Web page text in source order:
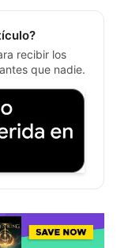
recibir los
que nadie.